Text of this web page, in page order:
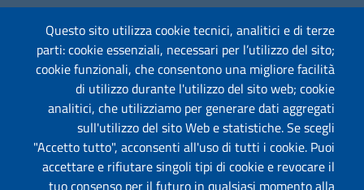
Amministrazione Trasparente
Segnalazione Illeciti(whistleblowing)
Albo on-line
Questo sito utilizza cookie tecnici, analitici e di terze
parti: cookie essenziali, necessari per l’utilizzo del sito;
cookie funzionali, che consentono una migliore facilità
di utilizzo durante l'utilizzo del sito web; cookie
analitici, che utilizziamo per generare dati aggregati
sull'utilizzo del sito Web e statistiche. Se scegli
"Accetto tutto", acconsenti all'uso di tutti i cookie. Puoi
accettare e rifiutare singoli tipi di cookie e revocare il
tuo consenso per il futuro in qualsiasi momento alla